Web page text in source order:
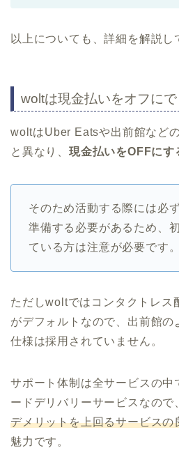
以上についても、詳細を解説し
woltは現金払いをオフに
woltはUber Eatsや出前館など
と異なり、 現金払いをOFFにす
そのため活動する際には必
準備する必要があるため、
ている方は注意が必要です。
ただしwoltではコンタクトレス
がデフォルトなので、出前館の
仕様は採用されていません。
サポート体制は全サービスの中
ードデリバリーサービスなので
デメリットを上回るサービスの
魅力です。